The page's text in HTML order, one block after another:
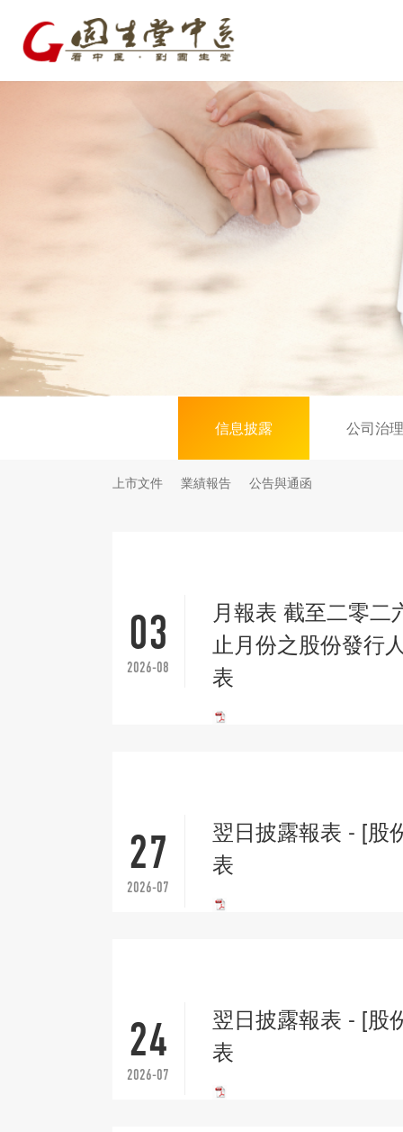
信息披露 公司治理
上市文件 業績報告 公告與通函
03
2026-08
月報表 截至二零二
止月份之股份發行
表
27
2026-07
翌日披露報表 - [股
表
24
2026-07
翌日披露報表 - [股
表